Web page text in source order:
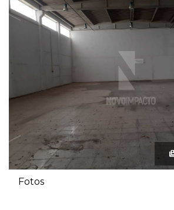
Fotos